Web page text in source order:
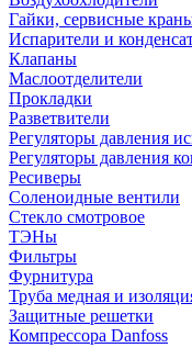
Гайки, сервисные
Испарители и
Клапаны
Маслоотделители
Прокладки
Разветвители
Регуляторы давления
Регуляторы давления
Ресиверы
Соленоидные вентили
Стекло смотровое
ТЭНы
Фильтры
Фурнитура
Труба медная и
Защитные решетки
Компрессора Danfoss